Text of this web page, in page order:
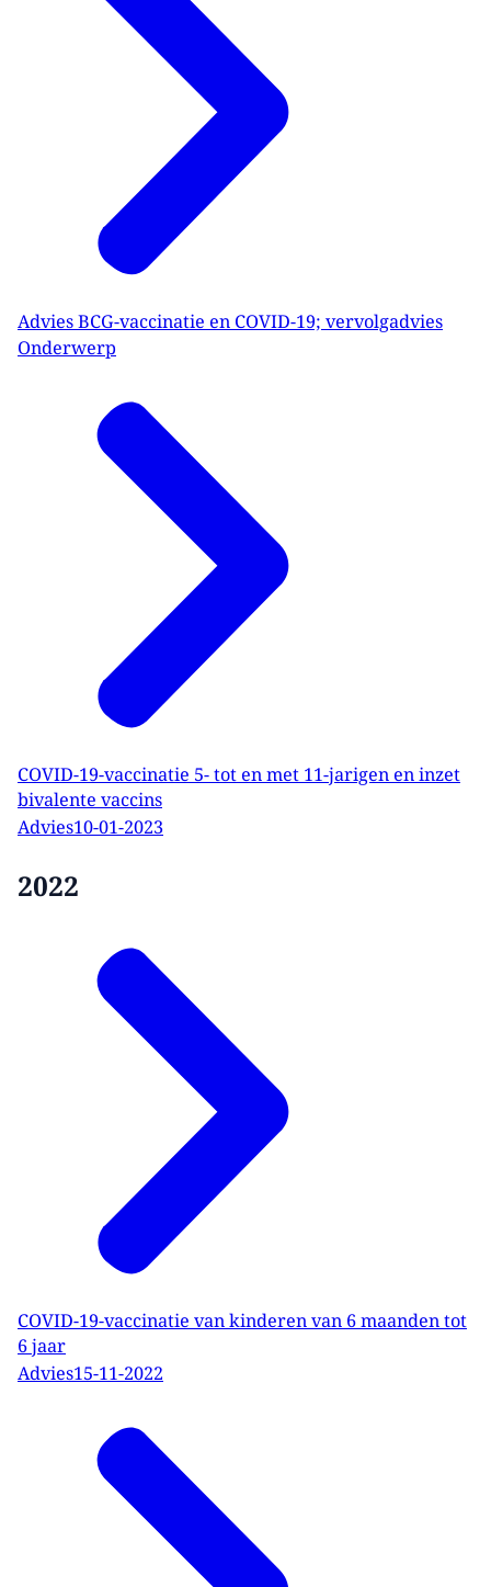
Advies BCG-vaccinatie en COVID-19; vervolgadvies
Onderwerp
COVID-19-vaccinatie 5- tot en met 11-jarigen en inzet
bivalente vaccins
Advies10-01-2023
2022
COVID-19-vaccinatie van kinderen van 6 maanden tot
6 jaar
Advies15-11-2022